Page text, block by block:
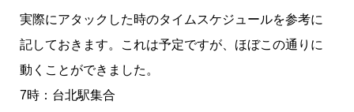
実際にアタックした時のタイムスケジュールを参考に
記しておきます。これは予定ですが、ほぼこの通りに
動くことができました。
7時：台北駅集合